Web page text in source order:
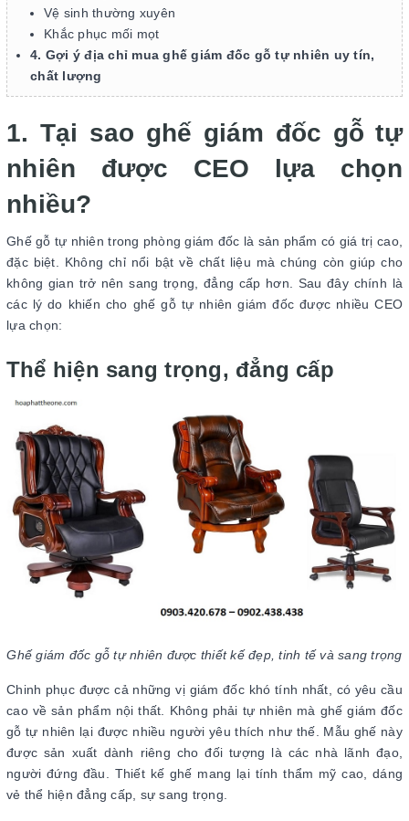
Vệ sinh thường xuyên
Khắc phục mối mọt
4. Gợi ý địa chỉ mua ghế giám đốc gỗ tự nhiên uy tín,
chất lượng
1. Tại sao ghế giám đốc gỗ tự
nhiên được CEO lựa chọn
nhiều?
Ghế gỗ tự nhiên trong phòng giám đốc là sản phẩm có giá trị cao,
đặc biệt. Không chỉ nổi bật về chất liệu mà chúng còn giúp cho
không gian trở nên sang trọng, đẳng cấp hơn. Sau đây chính là
các lý do khiến cho ghế gỗ tự nhiên giám đốc được nhiều CEO
lựa chọn:
Thể hiện sang trọng, đẳng cấp
Ghế giám đốc gỗ tự nhiên được thiết kế đẹp, tinh tế và sang trọng
Chinh phục được cả những vị giám đốc khó tính nhất, có yêu cầu
cao về sản phẩm nội thất. Không phải tự nhiên mà ghế giám đốc
gỗ tự nhiên lại được nhiều người yêu thích như thế. Mẫu ghế này
được sản xuất dành riêng cho đối tượng là các nhà lãnh đạo,
người đứng đầu. Thiết kế ghế mang lại tính thẩm mỹ cao, dáng
vẻ thể hiện đẳng cấp, sự sang trọng.